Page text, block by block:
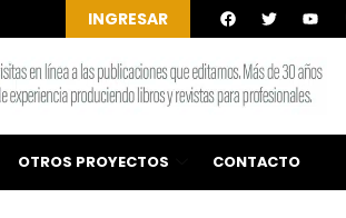
INGRESAR
OTROS PROYECTOS CONTACTO